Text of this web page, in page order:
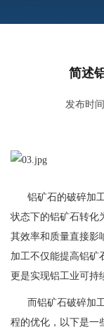
简述
发布时
铝矿石的破碎加工
状态下的铝矿石转化
其效率和质量直接影
加工不仅能提高铝矿
更是实现铝工业可持
而铝矿石破碎加工
程的优化，以下是一